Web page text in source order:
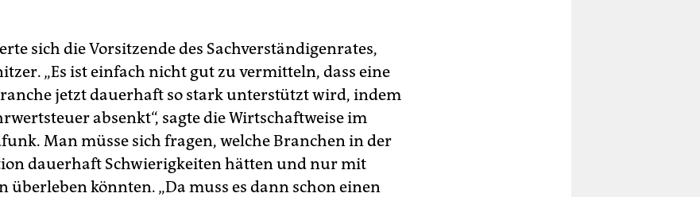
sich die Vorsitzende des Sachverständigenrates,
„Es ist einfach nicht gut zu vermitteln, dass eine
jetzt dauerhaft so stark unterstützt wird, indem
absenkt“, sagte die Wirtschaftweise im
Man müsse sich fragen, welche Branchen in der
dauerhaft Schwierigkeiten hätten und nur mit
überleben könnten. „Da muss es dann schon einen